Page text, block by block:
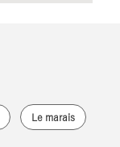
Le marais